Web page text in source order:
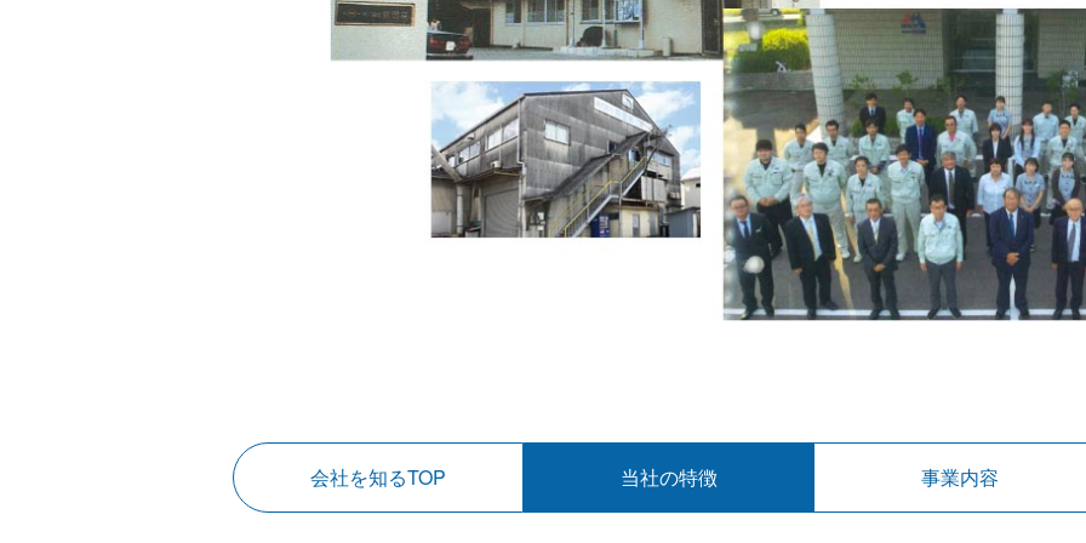
会社を知るTOP 当社の特徴 事業内容